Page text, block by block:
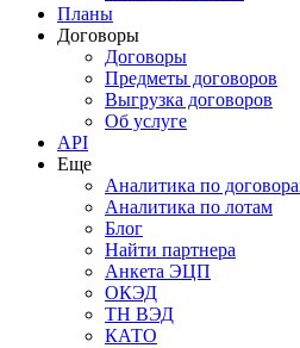
Планы
Договоры
Договоры
Предметы договоров
Выгрузка договоров
Об услуге
API
Еще
Аналитика по
Аналитика по лотам
Блог
Найти партнера
Анкета ЭЦП
ОКЭД
ТН ВЭД
КАТО